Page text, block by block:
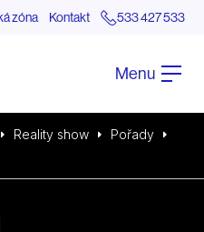
zóna Kontakt 533 427 533
Menu
Reality show
Pořady